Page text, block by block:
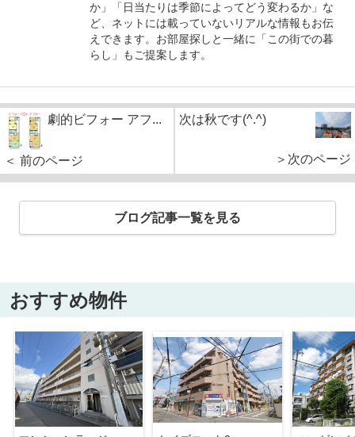
か」「日当たりは季節によってどう変わるか」な
ど、ネットには載っていないリアルな情報もお伝
えできます。お部屋探しと一緒に「この街での暮
らし」もご提案します。
劇的ビフォー アフ...
＜ 前のページ
次は秋です(^.^)
＞次のページ
ブログ記事一覧を見る
おすすめ物件